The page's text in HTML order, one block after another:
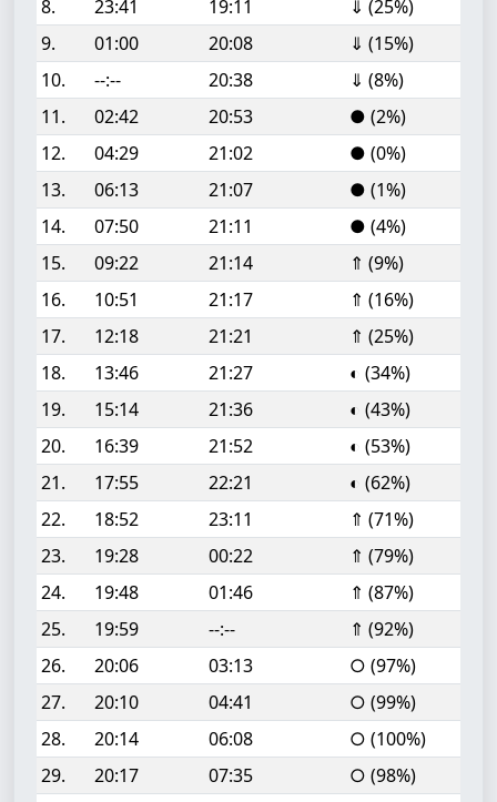
8.
23:41 19:11
⇓ (25%)
9.
01:00 20:08
⇓ (15%)
10.
--:-- 20:38
⇓ (8%)
11.
02:42 20:53
● (2%)
12.
04:29 21:02
● (0%)
13.
06:13 21:07
● (1%)
14.
07:50 21:11
● (4%)
15.
09:22 21:14
⇑ (9%)
16.
10:51 21:17
⇑ (16%)
17.
12:18 21:21
⇑ (25%)
18.
13:46 21:27
◐ (34%)
19.
15:14 21:36
◐ (43%)
20.
16:39 21:52
◐ (53%)
21.
17:55 22:21
◐ (62%)
22.
18:52 23:11
⇑ (71%)
23.
19:28 00:22
⇑ (79%)
24.
19:48 01:46
⇑ (87%)
25.
19:59 --:--
⇑ (92%)
26.
20:06 03:13
○ (97%)
27.
20:10 04:41
○ (99%)
28.
20:14 06:08
○ (100%)
29.
20:17 07:35
○ (98%)